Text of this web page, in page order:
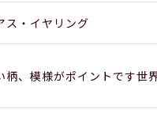
ス・イヤリング
、模様がポイントです世